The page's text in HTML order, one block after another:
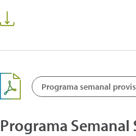
Programa semanal
Programa Semanal